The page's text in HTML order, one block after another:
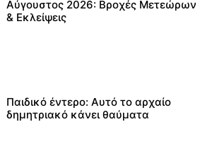
Αύγουστος 2026: Βροχές Μετεώρων
& Εκλείψεις
Παιδικό έντερο: Αυτό το αρχαίο
δημητριακό κάνει θαύματα